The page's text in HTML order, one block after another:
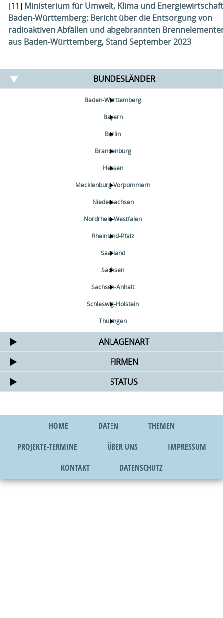
[11] Ministerium für Umwelt, Klima und Energiewirtschaft
Baden-Württemberg: Bericht über die Entsorgung von
radioaktiven Abfällen und abgebrannten
aus Baden-Württemberg, Stand September 2023
BUNDESLÄNDER
Baden-Württemberg
Bayern
Berlin
Brandenburg
Hessen
Mecklenburg-Vorpommern
Niedersachsen
Nordrhein-Westfalen
Rheinland-Pfalz
Saarland
Sachsen
Sachsen-Anhalt
Schleswig-Holstein
Thüringen
ANLAGENART
FIRMEN
STATUS
HOME DATEN
THEMEN
PROJEKTE-TERMINE
ÜBER UNS
IMPRESSUM
KONTAKT
DATENSCHUTZ